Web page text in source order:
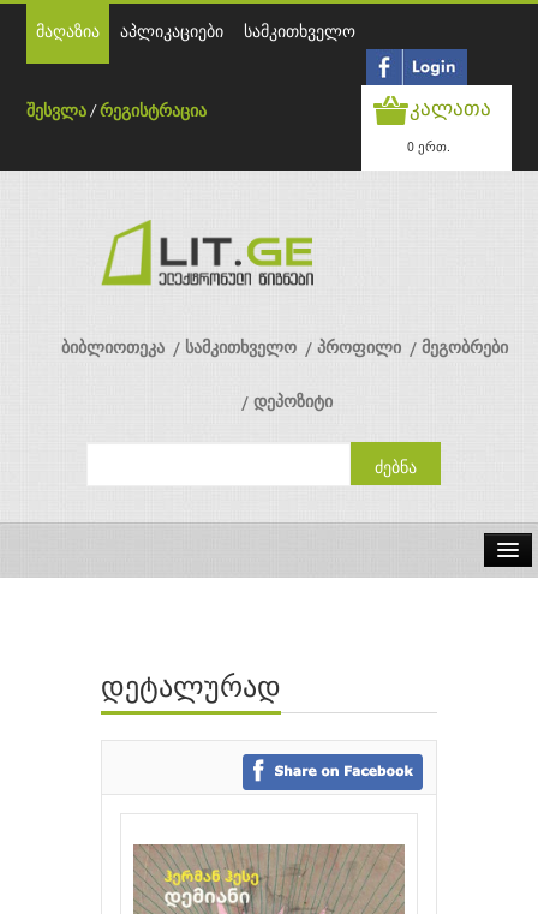
მაღაზია აპლიკაციები სამკითხველო
შესვლა /რეგისტრაცია კალათა
0 ერთ.
ბიბლიოთეკა სამკითხველო პროფილი მეგობრები
დეპოზიტი
ავტორები
გამომცემლობები
დეტალურად